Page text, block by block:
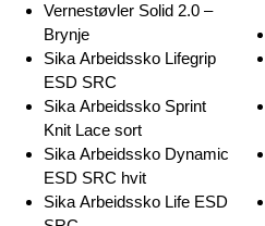
Vernestøvler Solid 2.0 –
Brynje
Sika Arbeidssko Lifegrip
ESD SRC
Sika Arbeidssko Sprint
Knit Lace sort
Sika Arbeidssko Dynamic
ESD SRC hvit
Sika Arbeidssko Life ESD